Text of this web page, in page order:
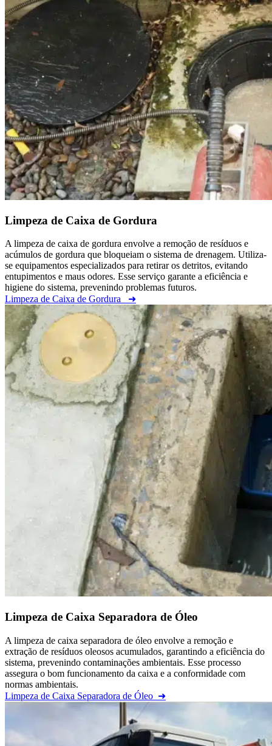
Limpeza de Caixa de Gordura
A limpeza de caixa de gordura envolve a remoção de resíduos e
acúmulos de gordura que bloqueiam o sistema de drenagem. Utiliza-
se equipamentos especializados para retirar os detritos, evitando
entupimentos e maus odores. Esse serviço garante a eficiência e
higiene do sistema, prevenindo problemas futuros.
Limpeza de Caixa de Gordura ➜
Limpeza de Caixa Separadora de Óleo
A limpeza de caixa separadora de óleo envolve a remoção e
extração de resíduos oleosos acumulados, garantindo a eficiência do
sistema, prevenindo contaminações ambientais. Esse processo
assegura o bom funcionamento da caixa e a conformidade com
normas ambientais.
Limpeza de Caixa Separadora de Óleo ➜